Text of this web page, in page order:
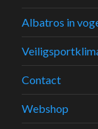
Albatros in
Contact
Webshop